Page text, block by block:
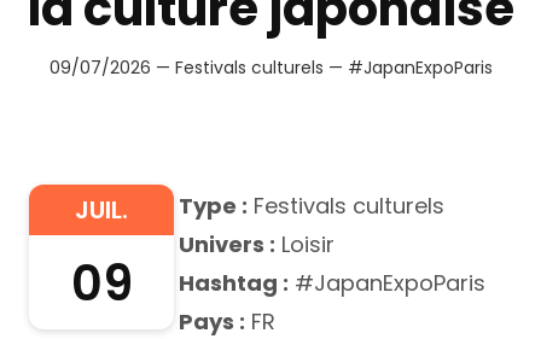
09/07/2026 — Festivals culturels — #JapanExpoParis
JUIL.
09
Type : Festivals culturels
Univers : Loisir
Hashtag : #JapanExpoParis
Pays : FR